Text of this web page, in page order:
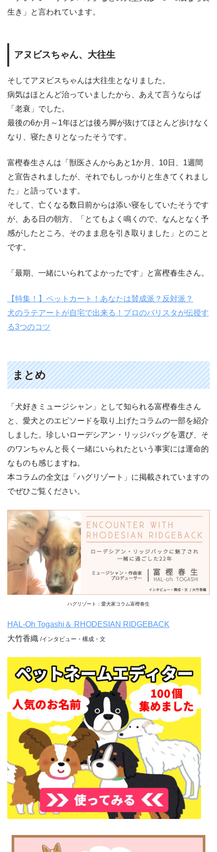
生き」と言われています。
アヌビスちゃん、大往生
そしてアヌビスちゃんは大往生となりました。
病気はほとんど治っていましたから、あえて言うならば
「老衰」でした。
最後の6か月～1年ほどは後ろ脚が抜けてほとんど歩けなく
なり、寝たきりとなったそうです。
富樫春生さんは「獣医さんからあと1か月、10日、1週間
と宣告されましたが、それでもしっかりと生きてくれまし
た」と語っています。
そして、亡くなる数日前からは添い寝をしていたそうです
が、ある日の朝方、「とてもよく鳴くので、なんとなく予
感がしたところ、そのまま息を引き取りました」とのこと
です。
「最期、一緒にいられてよかったです」と富樫春生さん。
【特集！】ペットカート！あなたは賛成派？反対派？
犬のラテアートが自宅で出来る！プロのバリスタが伝授す
る3つのコツ
まとめ
「犬好きミュージシャン」として知られる富樫春生さん
と、愛犬とのエピソードを取り上げたコラムの一部を紹介
しました。珍しいローデシアン・リッジバッグを選び、そ
のワンちゃんと長く一緒にいられたという事実には運命的
なものも感じますね。
本コラムの全文は「ハグリゾート」に掲載されていますの
でぜひご覧ください。
ハグリゾート：愛犬家コラム富樫春生
HAL-Oh Togashi＆ RHODESIAN RIDGEBACK
大竹香織 /インタビュー・構成・文